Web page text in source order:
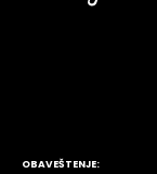
OBAVEŠTENJE: